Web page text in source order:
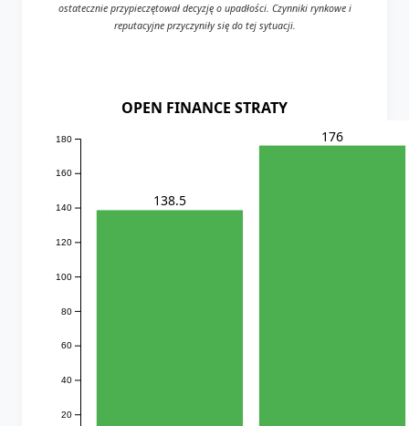
ostatecznie przypieczętował decyzję o upadłości. Czynniki rynkowe i
reputacyjne przyczyniły się do tej sytuacji.
OPEN FINANCE STRATY
20
40
60
80
100
120
140
160
180
138.5
176